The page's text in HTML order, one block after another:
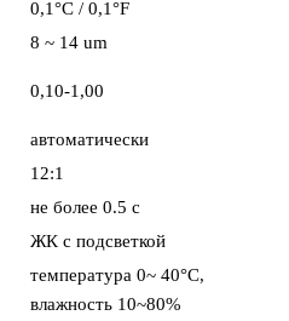
0,1°С / 0,1°F
8 ~ 14 um
0,10-1,00
автоматически
12:1
не более 0.5 с
ЖК с подсветкой
температура 0~ 40°С,
влажность 10~80%